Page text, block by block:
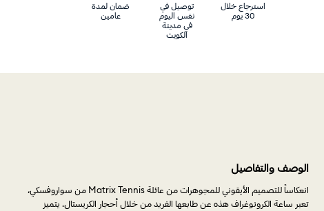
استرجاع خلال
30 يوم
توصيل في
نفس اليوم
في مدينة
الكويت
ضمان لمدة
عامين
الوصف والتفاصيل
انعكاساً للتصميم الأيقوني للمجوهرات من عائلة Matrix Tennis من سواروفسكي،
تعبر ساعة الكرونوغراف هذه عن طابعها الفريد من خلال أحجار الكريستال. يتميز